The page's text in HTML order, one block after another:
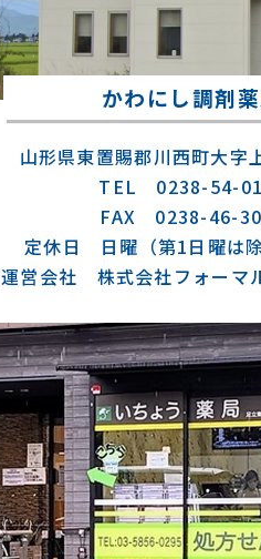
かわにし調剤
山形県東置賜郡川西町大字
TEL 0238-54-
FAX 0238-46-
定休日 日曜（第1日曜は
運営会社 株式会社フォーマ